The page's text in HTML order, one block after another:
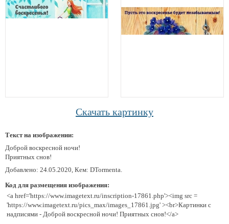
Скачать картинку
Текст на изображении:
Доброй воскресной ночи!
Приятных снов!
Добавлено: 24.05.2020, Кем: DTormenta.
Код для размещения изображения:
<a href='https://www.imagetext.ru/inscription-17861.php'><img src =
'https://www.imagetext.ru/pics_max/images_17861.jpg' ><br>Картинки с
надписями - Доброй воскресной ночи! Приятных снов!</a>